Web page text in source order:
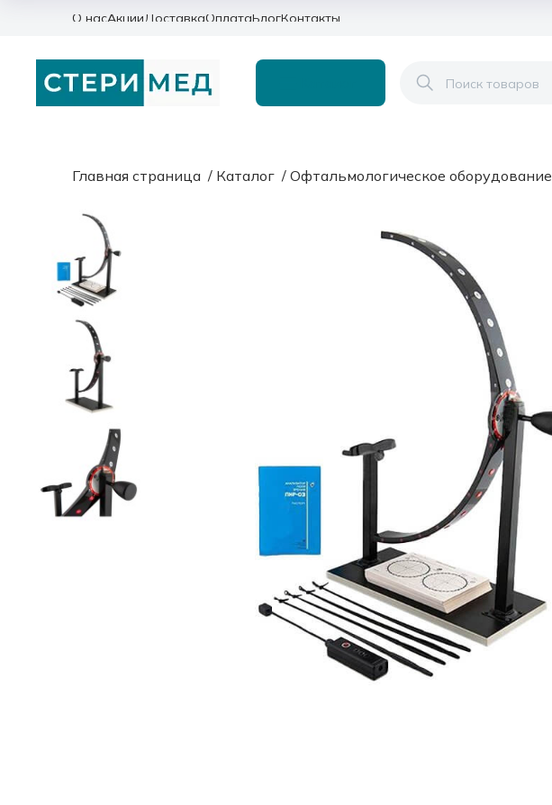
О насАкцииДоставкаОплатаБлогКонтакты
Главная страница / Каталог / Офтальмологическое оборудование